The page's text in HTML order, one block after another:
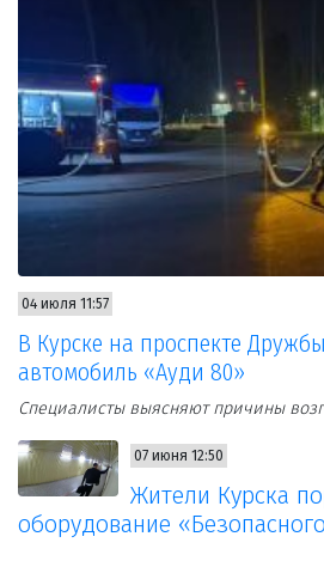
04 июля 11:57
В Курске на проспекте
автомобиль «Ауди 80»
Специалисты выясняют причины
07 июня 12:50
Жители Курска
оборудование